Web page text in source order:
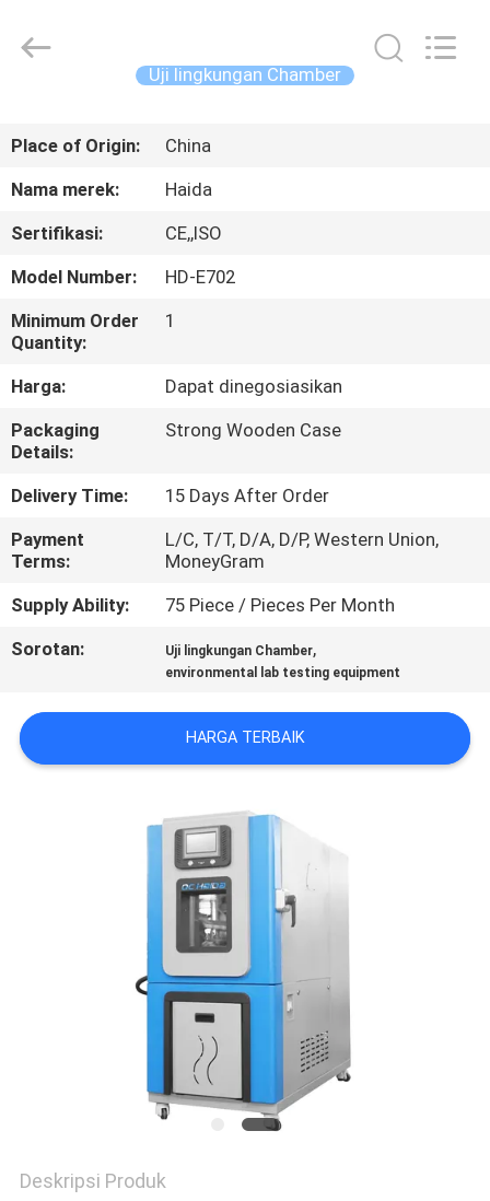
PRODUK
PERTUNJUKAN
VR
TENTANG
KAMI
TUR
PABRIK
KONTROL
HUBUNGI
Uji lingkungan Chamber
Place of Origin:
China
Nama merek:
Haida
Sertifikasi:
CE,,ISO
Model Number:
HD-E702
Minimum Order
Quantity:
1
Harga:
Dapat dinegosiasikan
Packaging
Details:
Strong Wooden Case
Delivery Time:
15 Days After Order
Payment
Terms:
L/C, T/T, D/A, D/P, Western Union,
MoneyGram
Supply Ability:
75 Piece / Pieces Per Month
Sorotan:
Uji lingkungan Chamber,
environmental lab testing equipment
HARGA TERBAIK
Deskripsi Produk